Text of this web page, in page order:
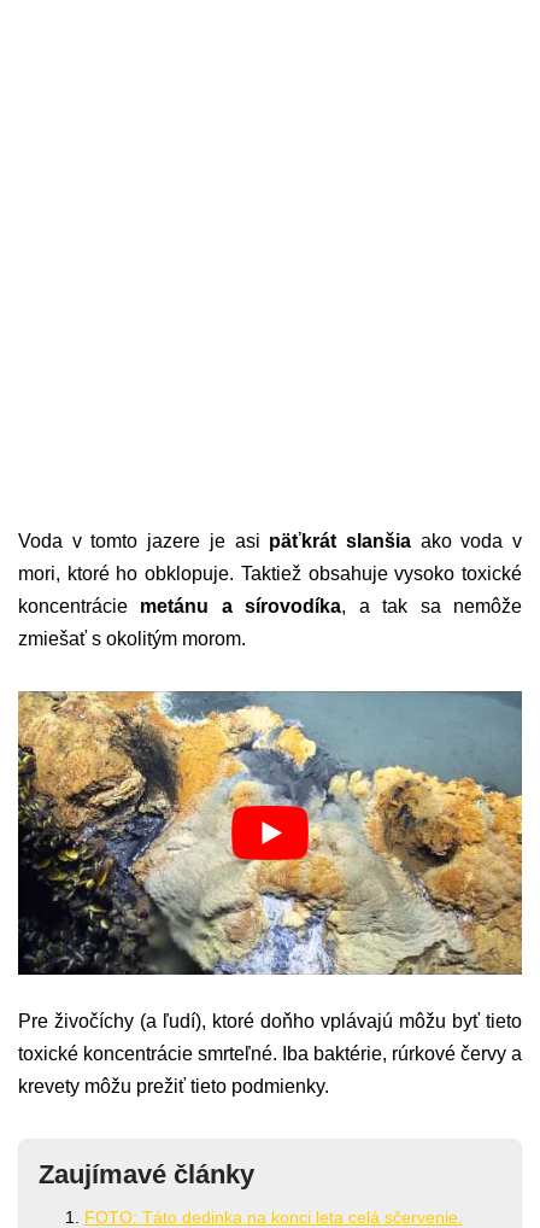
Voda v tomto jazere je asi päťkrát slanšiaako voda v
mori, ktoré ho obklopuje. Taktiež obsahuje vysoko toxické
koncentrácie metánu a sírovodíka, a tak sa nemôže
zmiešať s okolitým morom.
Pre živočíchy (a ľudí), ktoré doňho vplávajú môžu byť tieto
toxické koncentrácie smrteľné. Iba baktérie, rúrkové červy a
krevety môžu prežiť tieto podmienky.
Zaujímavé články
FOTO: Táto dedinka na konci leta celá sčervenie.